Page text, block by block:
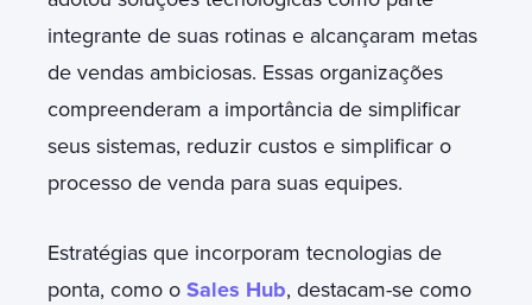
integrante de suas rotinas e alcançaram metas
de vendas ambiciosas. Essas organizações
compreenderam a importância de simplificar
seus sistemas, reduzir custos e simplificar o
processo de venda para suas equipes.
Estratégias que incorporam tecnologias de
ponta, como o Sales Hub, destacam-se como